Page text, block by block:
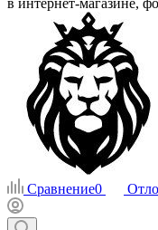
в интернет-магазине,
Сравнение0